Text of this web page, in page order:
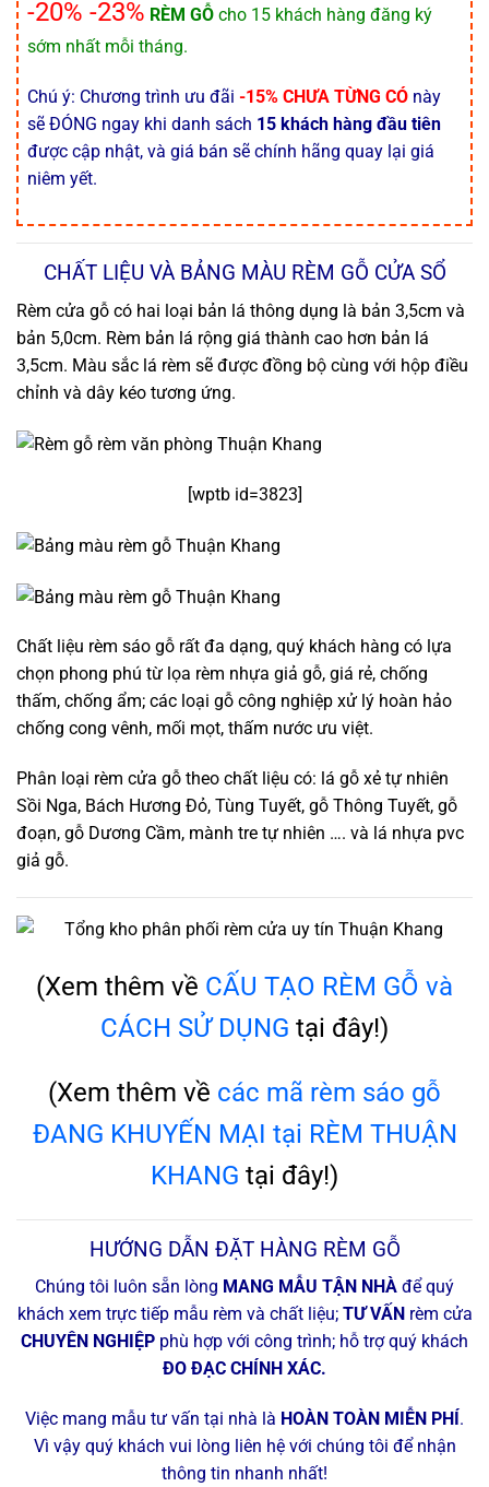
-20% -23% RÈM GỖ cho 15 khách hàng đăng ký
sớm nhất mỗi tháng.
Chú ý: Chương trình ưu đãi -15% CHƯA TỪNG CÓ này
sẽ ĐÓNG ngay khi danh sách 15 khách hàng đầu tiên
được cập nhật, và giá bán sẽ chính hãng quay lại giá
niêm yết.
CHẤT LIỆU VÀ BẢNG MÀU RÈM GỖ CỬA SỔ
Rèm cửa gỗ có hai loại bản lá thông dụng là bản 3,5cm và
bản 5,0cm. Rèm bản lá rộng giá thành cao hơn bản lá
3,5cm. Màu sắc lá rèm sẽ được đồng bộ cùng với hộp điều
chỉnh và dây kéo tương ứng.
[wptb id=3823]
Chất liệu rèm sáo gỗ rất đa dạng, quý khách hàng có lựa
chọn phong phú từ lọa rèm nhựa giả gỗ, giá rẻ, chống
thấm, chống ẩm; các loại gỗ công nghiệp xử lý hoàn hảo
chống cong vênh, mối mọt, thấm nước ưu việt.
Phân loại rèm cửa gỗ theo chất liệu có: lá gỗ xẻ tự nhiên
Sồi Nga, Bách Hương Đỏ, Tùng Tuyết, gỗ Thông Tuyết, gỗ
đoạn, gỗ Dương Cầm, mành tre tự nhiên …. và lá nhựa pvc
giả gỗ.
(Xem thêm về CẤU TẠO RÈM GỖ và
CÁCH SỬ DỤNG tại đây!)
(Xem thêm về các mã rèm sáo gỗ
ĐANG KHUYẾN MẠI tại RÈM THUẬN
KHANG tại đây!)
HƯỚNG DẪN ĐẶT HÀNG RÈM GỖ
Chúng tôi luôn sẵn lòng MANG MẪU TẬN NHÀ để quý
khách xem trực tiếp mẫu rèm và chất liệu; TƯ VẤN rèm cửa
CHUYÊN NGHIỆP phù hợp với công trình; hỗ trợ quý khách
ĐO ĐẠC CHÍNH XÁC.
Việc mang mẫu tư vấn tại nhà là HOÀN TOÀN MIỄN PHÍ.
Vì vậy quý khách vui lòng liên hệ với chúng tôi để nhận
thông tin nhanh nhất!